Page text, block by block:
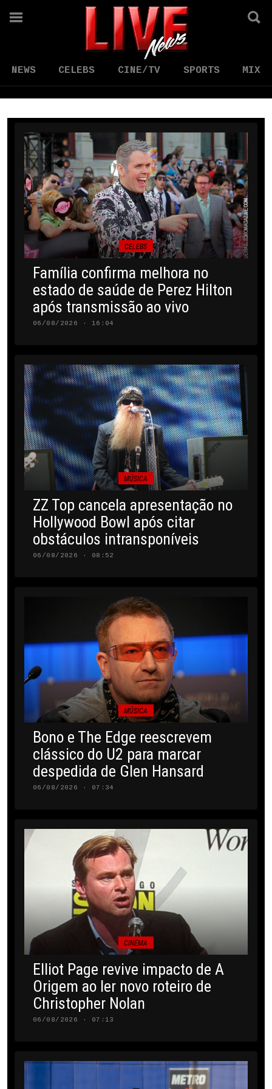
NEWS CELEBS CINE/TV SPORTS MIX
CELEBS
Família confirma melhora no
estado de saúde de Perez Hilton
após transmissão ao vivo
06/08/2026 · 16:04
MÚSICA
ZZ Top cancela apresentação no
Hollywood Bowl após citar
obstáculos intransponíveis
06/08/2026 · 08:52
MÚSICA
Bono e The Edge reescrevem
clássico do U2 para marcar
despedida de Glen Hansard
06/08/2026 · 07:34
CINEMA
Elliot Page revive impacto de A
Origem ao ler novo roteiro de
Christopher Nolan
06/08/2026 · 07:13